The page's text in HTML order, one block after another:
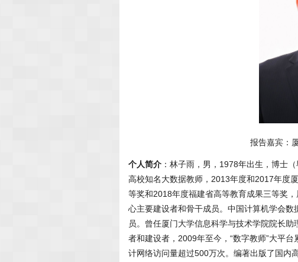
报告嘉宾：
个人简介 ：林子雨，男，1978年出生，博士
高校知名大数据教师，2013年度和2017年度
等奖和2018年度福建省高等教育成果三等奖
心主要建设者和骨干成员。中国计算机学会
员。曾任厦门大学信息科学与技术学院院长
者和建设者，2009年至今，“数字教师”大平
计网络访问量超过500万次。编著出版了国内